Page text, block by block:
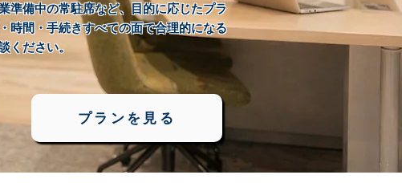
準備中の常駐席など、目的に応じたプラ
時間・手続きすべての面で合理的になる
ください。
プランを見る